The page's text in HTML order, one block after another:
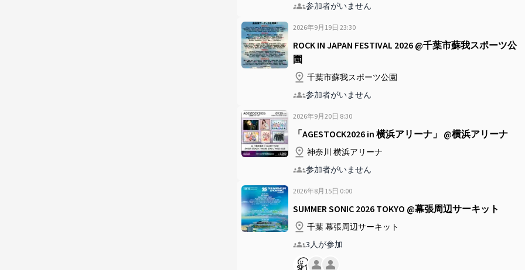
参加者がいません
2026年9月19日 23:30
ROCK IN JAPAN FESTIVAL 2026 @千葉市蘇我スポーツ公
園
千葉市蘇我スポーツ公園
参加者がいません
2026年9月20日 8:30
「AGESTOCK2026 in 横浜アリーナ」 @横浜アリーナ
神奈川 横浜アリーナ
参加者がいません
2026年8月15日 0:00
SUMMER SONIC 2026 TOKYO @幕張周辺サーキット
千葉 幕張周辺サーキット
3人が参加